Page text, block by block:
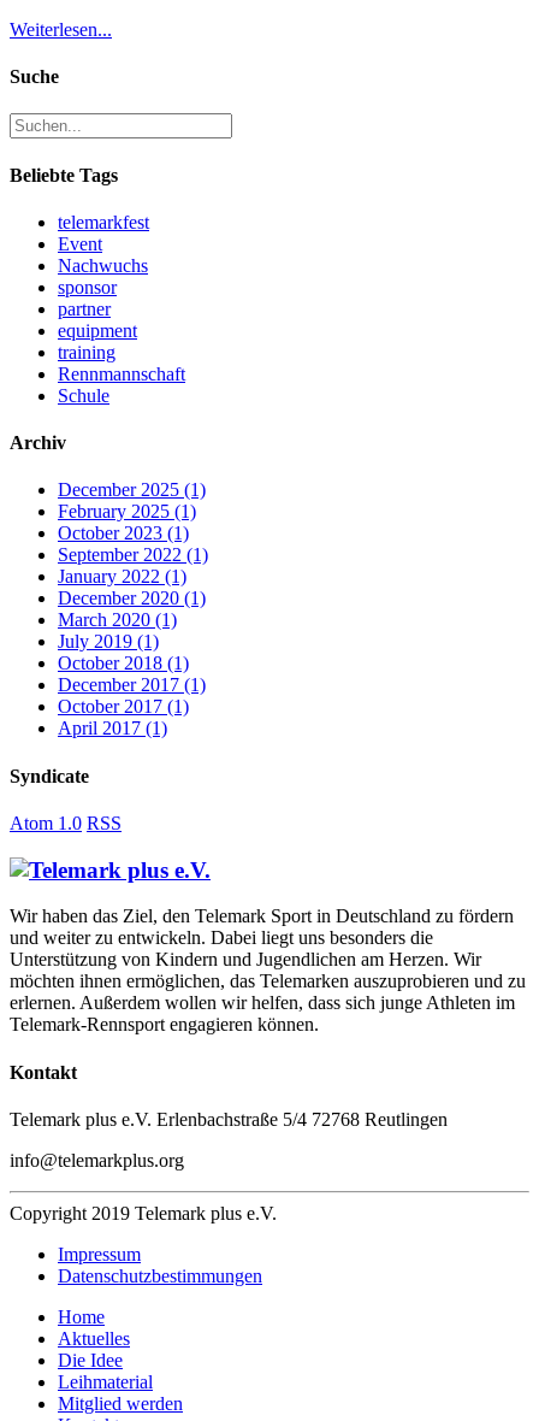
Weiterlesen...
Suche
Beliebte Tags
telemarkfest
Event
Nachwuchs
sponsor
partner
equipment
training
Rennmannschaft
Schule
Archiv
December 2025 (1)
February 2025 (1)
October 2023 (1)
September 2022 (1)
January 2022 (1)
December 2020 (1)
March 2020 (1)
July 2019 (1)
October 2018 (1)
December 2017 (1)
October 2017 (1)
April 2017 (1)
Syndicate
Atom 1.0 RSS
Wir haben das Ziel, den Telemark Sport in Deutschland zu fördern
und weiter zu entwickeln. Dabei liegt uns besonders die
Unterstützung von Kindern und Jugendlichen am Herzen. Wir
möchten ihnen ermöglichen, das Telemarken auszuprobieren und zu
erlernen. Außerdem wollen wir helfen, dass sich junge Athleten im
Telemark-Rennsport engagieren können.
Kontakt
Telemark plus e.V. Erlenbachstraße 5/4 72768 Reutlingen
info@telemarkplus.org
Copyright 2019 Telemark plus e.V.
Impressum
Datenschutzbestimmungen
Home
Aktuelles
Die Idee
Leihmaterial
Mitglied werden